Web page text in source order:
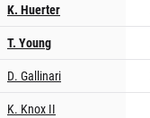
K. Huerter
T. Young
D. Gallinari
K. Knox II